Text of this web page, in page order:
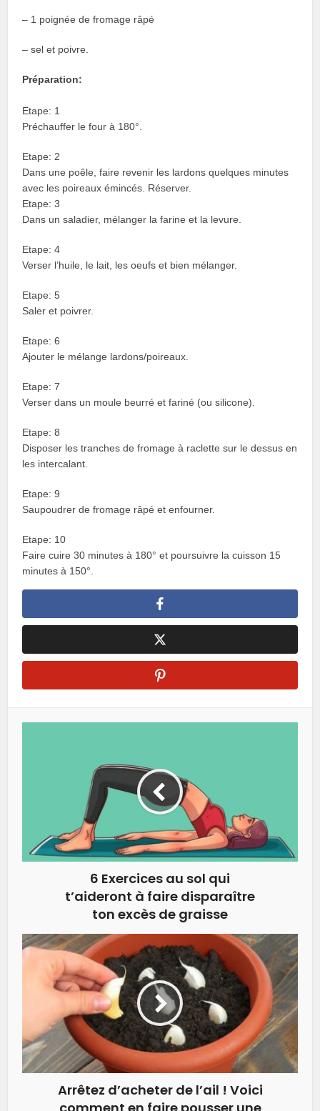
– 1 poignée de fromage râpé
– sel et poivre.
Préparation:
Etape: 1
Préchauffer le four à 180°.
Etape: 2
Dans une poêle, faire revenir les lardons quelques minutes
avec les poireaux émincés. Réserver.
Etape: 3
Dans un saladier, mélanger la farine et la levure.
Etape: 4
Verser l’huile, le lait, les oeufs et bien mélanger.
Etape: 5
Saler et poivrer.
Etape: 6
Ajouter le mélange lardons/poireaux.
Etape: 7
Verser dans un moule beurré et fariné (ou silicone).
Etape: 8
Disposer les tranches de fromage à raclette sur le dessus en
les intercalant.
Etape: 9
Saupoudrer de fromage râpé et enfourner.
Etape: 10
Faire cuire 30 minutes à 180° et poursuivre la cuisson 15
minutes à 150°.
6 Exercices au sol qui
t’aideront à faire disparaître
ton excès de graisse
Arrêtez d’acheter de l’ail ! Voici